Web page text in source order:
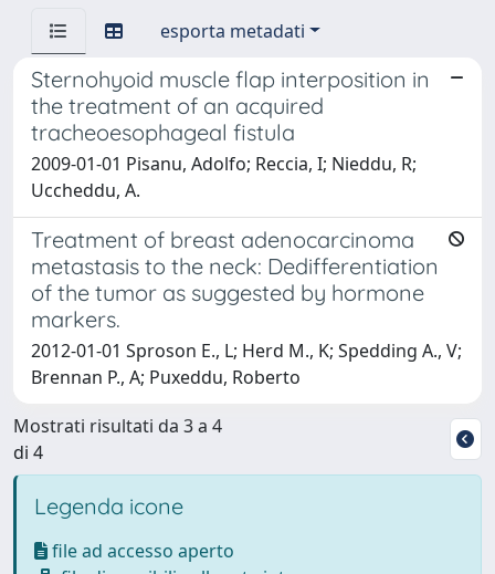
esporta metadati
Sternohyoid muscle flap interposition in
the treatment of an acquired
tracheoesophageal fistula
2009-01-01 Pisanu, Adolfo; Reccia, I; Nieddu, R;
Uccheddu, A.
Treatment of breast adenocarcinoma
metastasis to the neck: Dedifferentiation
of the tumor as suggested by hormone
markers.
2012-01-01 Sproson E., L; Herd M., K; Spedding A., V;
Brennan P., A; Puxeddu, Roberto
Mostrati risultati da 3 a 4
di 4
Legenda icone
file ad accesso aperto